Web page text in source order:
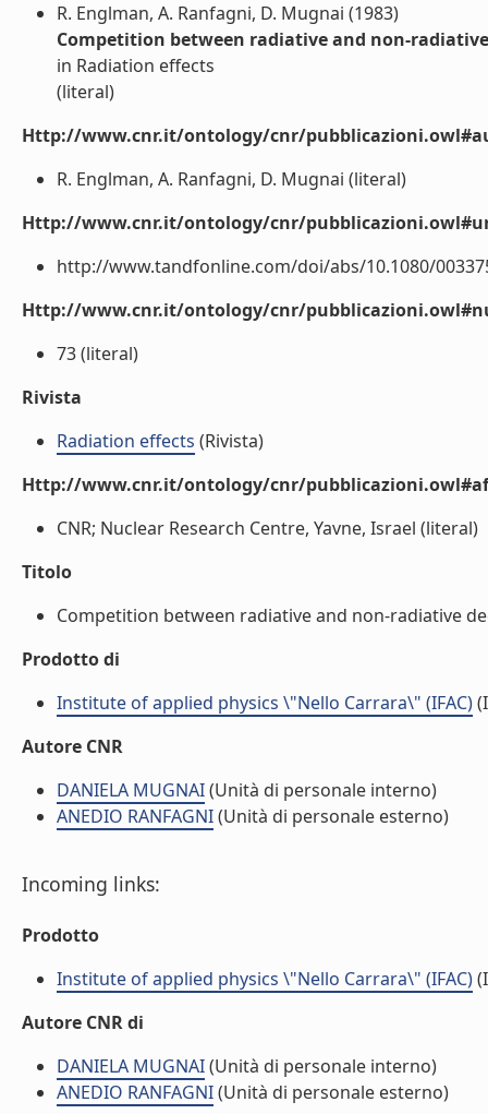
R. Englman, A. Ranfagni, D. Mugnai (1983)
Competition between radiative and non-
in Radiation effects
(literal)
Http://www.cnr.it/ontology/cnr/
R. Englman, A. Ranfagni, D. Mugnai (literal)
Http://www.cnr.it/ontology/cnr/
http://www.tandfonline.com/doi/abs/10.1080/
Http://www.cnr.it/ontology/cnr/
73 (literal)
Rivista
Radiation effects (Rivista)
Http://www.cnr.it/ontology/cnr/
CNR; Nuclear Research Centre, Yavne, Israel (literal)
Titolo
Competition between radiative and non-radiative
Prodotto di
Institute of applied physics \"Nello Carrara\" (IFAC)
Autore CNR
DANIELA MUGNAI(Unità di personale interno)
ANEDIO RANFAGNI(Unità di personale esterno)
Incoming links:
Prodotto
Institute of applied physics \"Nello Carrara\" (IFAC)
Autore CNR di
DANIELA MUGNAI(Unità di personale interno)
ANEDIO RANFAGNI(Unità di personale esterno)